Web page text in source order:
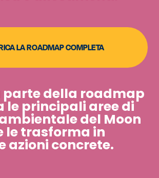
LA ROADMAP COMPLETA
parte della roadmap
le principali aree di
del Moon
le trasforma in
azioni concrete.​​​​​​​